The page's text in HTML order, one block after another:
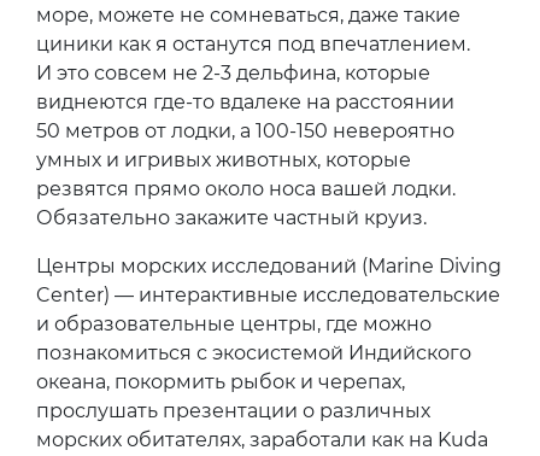
море, можете не сомневаться, даже такие
циники как я останутся под впечатлением.
И это совсем не 2-3 дельфина, которые
виднеются где-то вдалеке на расстоянии
50 метров от лодки, а 100-150 невероятно
умных и игривых животных, которые
резвятся прямо около носа вашей лодки.
Обязательно закажите частный круиз.
Центры морских исследований (Marine Diving
Center) — интерактивные исследовательские
и образовательные центры, где можно
познакомиться с экосистемой Индийского
океана, покормить рыбок и черепах,
прослушать презентации о различных
морских обитателях, заработали как на Kuda